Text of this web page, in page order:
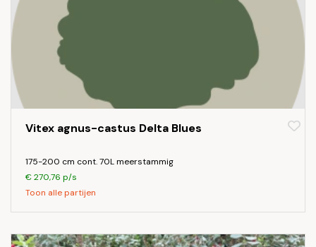
Vitex agnus-castus Delta Blues
175-200 cm cont. 70L meerstammig
€ 270,76 p/s
Toon alle partijen